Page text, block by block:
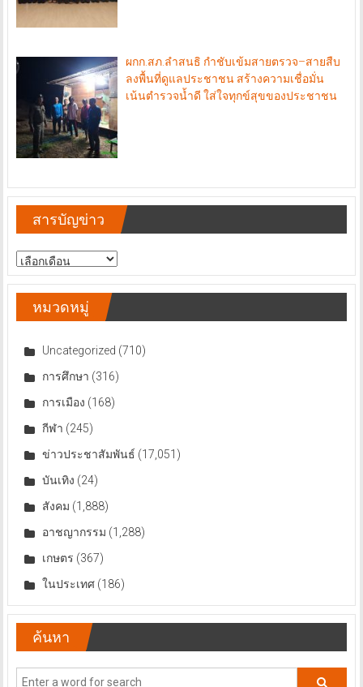
ผกก.สภ.ลำสนธิ กำชับเข้มสายตรวจ–สายสืบ
ลงพื้นที่ดูแลประชาชน สร้างความเชื่อมั่น
เน้นตำรวจน้ำดี ใส่ใจทุกข์สุขของประชาชน
สารบัญข่าว
สารบัญ
ข่าว
หมวดหมู่
Uncategorized (710)
การศึกษา (316)
การเมือง (168)
กีฬา (245)
ข่าวประชาสัมพันธ์ (17,051)
บันเทิง (24)
สังคม (1,888)
อาชญากรรม (1,288)
เกษตร (367)
ในประเทศ(186)
ค้นหา